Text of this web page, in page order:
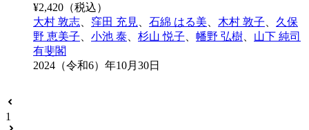
¥2,420 （税込）
大村 敦志
窪田 充見 石綿 はる美 木村 敦子
久保
野 恵美子
小池 泰 杉山 悦子 幡野 弘樹
山下 純司
有斐閣
2024（令和6）年10月30日
1